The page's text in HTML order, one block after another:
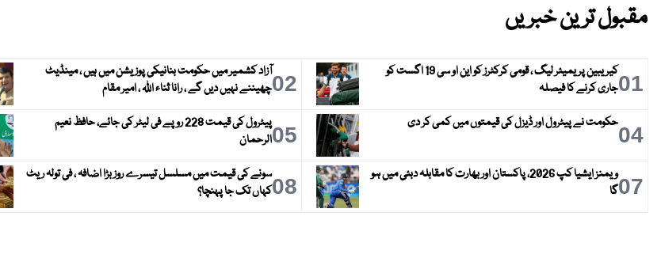
مقبول ترین خبریں
01
کیریبین پریمیئر لیگ ، قومی کرکٹرز کو این او سی 19 اگست کو
جاری کرنے کا فیصلہ
02آزاد کشمیر میں حکومت بنانیکی پوزیشن میں ہیں ، مینڈیٹ
چھیننے نہیں دیں گے ، رانا ثناء اللہ ، امیر مقام
04حکومت نے پیٹرول اور ڈیزل کی قیمتوں میں کمی کر دی 05
پیٹرول کی قیمت 228 روپے فی لیٹر کی جائے، حافظ نعیم
الرحمان
07
ویمنز ایشیا کپ 2026، پاکستان اور بھارت کا مقابلہ دبئی میں ہو
گا
08سونے کی قیمت میں مسلسل تیسرے روز بڑا اضافہ ، فی تولہ ریٹ
کہاں تک جا پہنچا؟